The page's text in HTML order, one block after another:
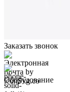
Заказать звонок
Оборудование